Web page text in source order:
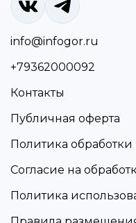
info@infogor.ru
+79362000092
Контакты
Публичная оферта
Политика
Согласие на
Политика